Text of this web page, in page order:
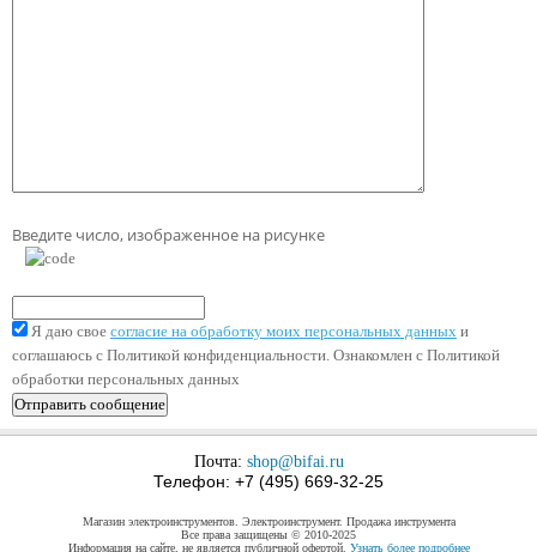
Введите число, изображенное на рисунке
Я даю свое согласие на обработку моих персональных данных и
соглашаюсь с Политикой конфиденциальности. Ознакомлен с Политикой
обработки персональных данных
Почта: shop@bifai.ru
Телефон: +7 (495) 669-32-25
Магазин электроинструментов. Электроинструмент. Продажа инструмента
Все права защищены © 2010-2025
Информация на сайте, не является публичной офертой. Узнать более подробнее